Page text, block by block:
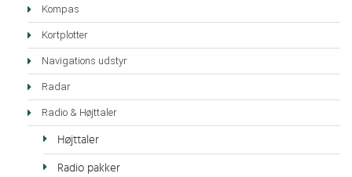
Kompas
Kortplotter
Navigations udstyr
Radar
Radio & Højttaler
Højttaler
Radio pakker